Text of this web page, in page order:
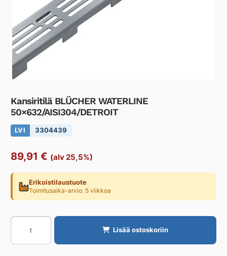
Kansiritilä BLÜCHER WATERLINE
50×632/AISI304/DETROIT
LVI 3304439
89,91 € (alv 25,5%)
Erikoistilaustuote
Toimitusaika-arvio: 5 viikkoa
Kansiritilä
BLÜCHER
WATERLINE
Lisää ostoskoriin